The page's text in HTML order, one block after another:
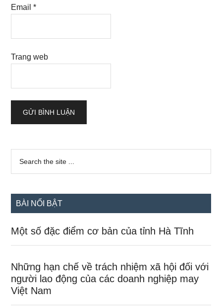
Email*
Trang web
Sidebar
chính
...
BÀI NỔI BẬT
Một số đặc điểm cơ bản của tỉnh Hà Tĩnh
Những hạn chế về trách nhiệm xã hội đối với
người lao động của các doanh nghiệp may
Việt Nam